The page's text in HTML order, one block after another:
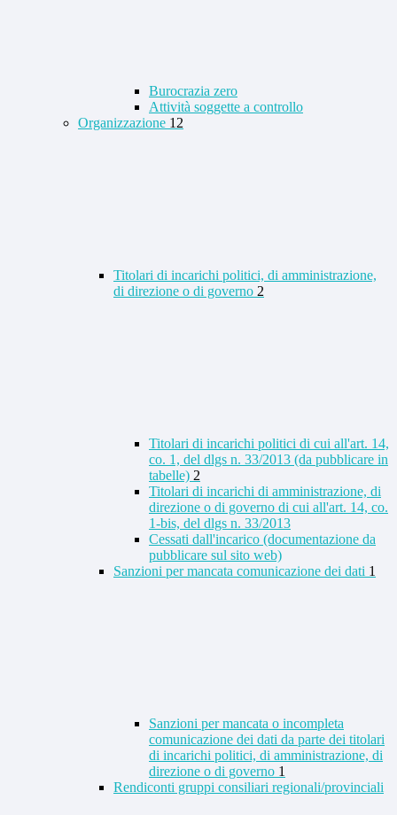
Burocrazia zero
Attività soggette a controllo
Organizzazione 12
Titolari di incarichi politici, di amministrazione,
di direzione o di governo 2
Titolari di incarichi politici di cui all'art. 14,
co. 1, del dlgs n. 33/2013 (da pubblicare in
tabelle) 2
Titolari di incarichi di amministrazione, di
direzione o di governo di cui all'art. 14, co.
1-bis, del dlgs n. 33/2013
Cessati dall'incarico (documentazione da
pubblicare sul sito web)
Sanzioni per mancata comunicazione dei dati 1
Sanzioni per mancata o incompleta
comunicazione dei dati da parte dei titolari
di incarichi politici, di amministrazione, di
direzione o di governo 1
Rendiconti gruppi consiliari regionali/provinciali